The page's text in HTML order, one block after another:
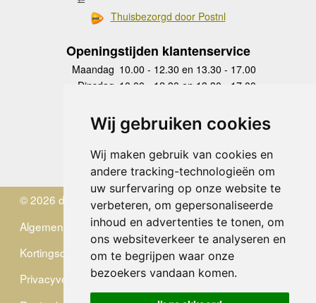
Wij gebruiken cookies
Wij maken gebruik van cookies en
andere tracking-technologieën om
uw surfervaring op onze website te
verbeteren, om gepersonaliseerde
inhoud en advertenties te tonen, om
ons websiteverkeer te analyseren en
om te begrijpen waar onze
bezoekers vandaan komen.
Thuisbezorgd door Postnl
Openingstijden klantenservice
Maandag 10.00 - 12.30 en 13.30 - 17.00
Dinsdag 10.00 - 12.30 en 13.30 - 17.00
Donderdag
10.00 - 12.30 en 13.30 - 17.00
Vrijdag 10.00 - 12.30 en 13.30 - 17.00
Zaterdag
gesloten
Zondag gesloten
© 2026 de Zwerver
Algemene Voorwaarden
Kortingscode
Privacyverklaring